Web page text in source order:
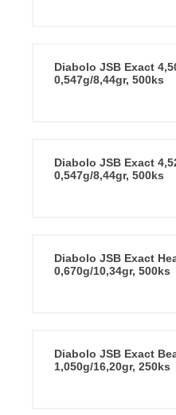
Diabolo JSB Exact
0,547g/8,44gr, 500ks
Diabolo JSB Exact
0,547g/8,44gr, 500ks
Diabolo JSB Exact
0,670g/10,34gr, 500ks
Diabolo JSB Exact
1,050g/16,20gr, 250ks